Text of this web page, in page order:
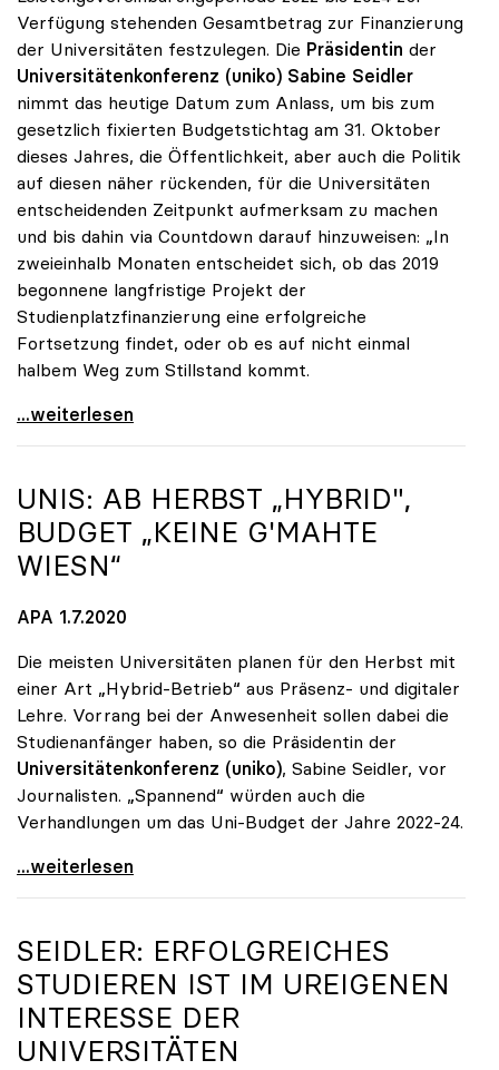
Verfügung stehenden Gesamtbetrag zur Finanzierung
der Universitäten festzulegen. Die Präsidentin der
Universitätenkonferenz (uniko) Sabine Seidler
nimmt das heutige Datum zum Anlass, um bis zum
gesetzlich fixierten Budgetstichtag am 31. Oktober
dieses Jahres, die Öffentlichkeit, aber auch die Politik
auf diesen näher rückenden, für die Universitäten
entscheidenden Zeitpunkt aufmerksam zu machen
und bis dahin via Countdown darauf hinzuweisen: „In
zweieinhalb Monaten entscheidet sich, ob das 2019
begonnene langfristige Projekt der
Studienplatzfinanzierung eine erfolgreiche
Fortsetzung findet, oder ob es auf nicht einmal
halbem Weg zum Stillstand kommt.
Seidler: „Der Stichtag für das Budget rückt näher“
...weiterlesen
UNIS: AB HERBST „HYBRID",
BUDGET „KEINE G'MAHTE
WIESN“
APA 1.7.2020
Die meisten Universitäten planen für den Herbst mit
einer Art „Hybrid-Betrieb“ aus Präsenz- und digitaler
Lehre. Vorrang bei der Anwesenheit sollen dabei die
Studienanfänger haben, so die Präsidentin der
Universitätenkonferenz (uniko), Sabine Seidler, vor
Journalisten. „Spannend“ würden auch die
Verhandlungen um das Uni-Budget der Jahre 2022-24.
Unis: Ab Herbst „hybrid\", Budget „keine g'mahte
...weiterlesen
SEIDLER: ERFOLGREICHES
STUDIEREN IST IM UREIGENEN
INTERESSE DER
UNIVERSITÄTEN